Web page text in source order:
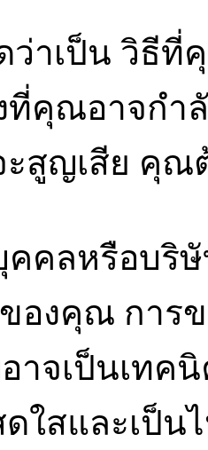
าเป็น วิธีที่
ที่คุณอาจกำ
สูญเสีย คุณ
คคลหรือบริ
องคุณ การ
าจเป็นเทค
ใสและเป็